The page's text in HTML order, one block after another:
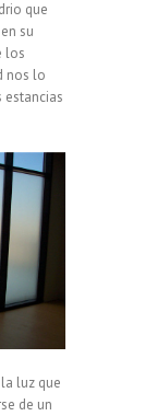
que
su
los
nos lo
estancias
luz que
de un